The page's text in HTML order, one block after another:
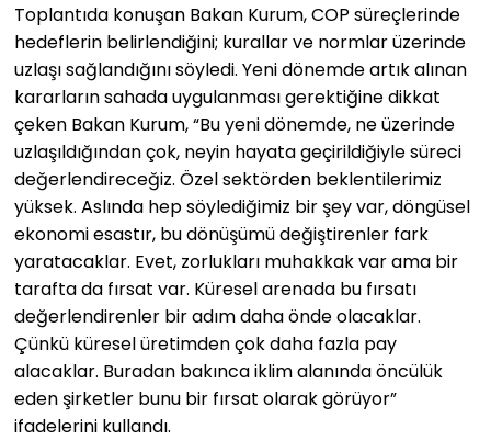
Toplantıda konuşan Bakan Kurum, COP süreçlerinde
hedeflerin belirlendiğini; kurallar ve normlar üzerinde
uzlaşı sağlandığını söyledi. Yeni dönemde artık alınan
kararların sahada uygulanması gerektiğine dikkat
çeken Bakan Kurum, “Bu yeni dönemde, ne üzerinde
uzlaşıldığından çok, neyin hayata geçirildiğiyle süreci
değerlendireceğiz. Özel sektörden beklentilerimiz
yüksek. Aslında hep söylediğimiz bir şey var, döngüsel
ekonomi esastır, bu dönüşümü değiştirenler fark
yaratacaklar. Evet, zorlukları muhakkak var ama bir
tarafta da fırsat var. Küresel arenada bu fırsatı
değerlendirenler bir adım daha önde olacaklar.
Çünkü küresel üretimden çok daha fazla pay
alacaklar. Buradan bakınca iklim alanında öncülük
eden şirketler bunu bir fırsat olarak görüyor”
ifadelerini kullandı.